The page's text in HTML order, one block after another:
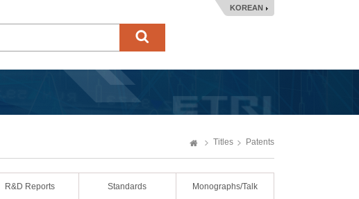
KOREAN
Titles Patents
R&D Reports Standards Monographs/Talk